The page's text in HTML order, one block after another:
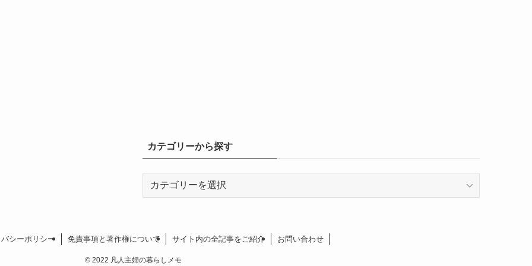
カテゴリーから探す
ー
シーポリシー 免責事項と著作権について サイト内の全記事をご紹介 お問い合わせ
©2022 凡人主婦の暮らしメモ